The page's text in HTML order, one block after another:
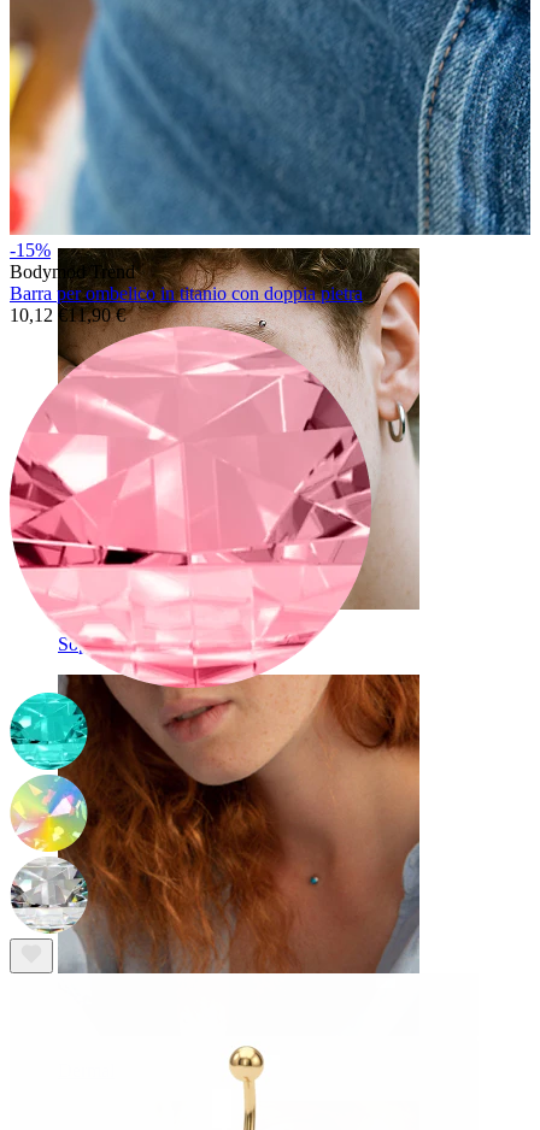
Sopracciglio
-15%
Bodymod Trend
Barra per ombelico in titanio con doppia pietra
10,12 €11,90 €